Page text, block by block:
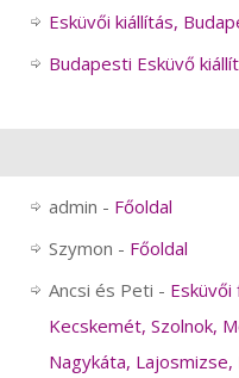
Esküvői kiállítás,
Budapesti Esküvő
admin - Főoldal
Szymon - Főoldal
Ancsi és Peti -
Kecskemét, Szolnok,
Nagykáta,